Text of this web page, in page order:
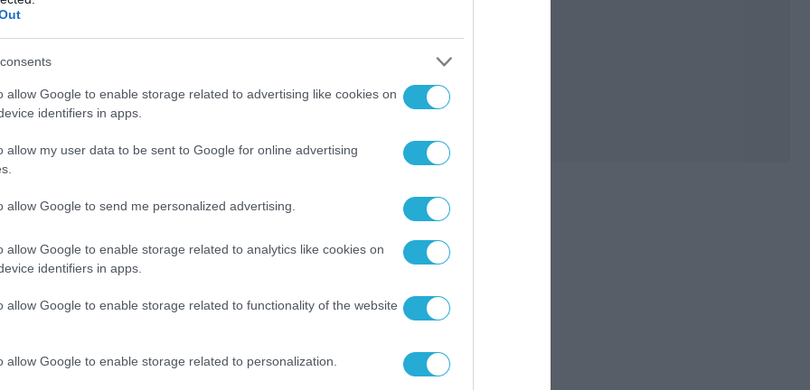
allow Google to enable storage related to advertising like cookies on
identifiers in apps.
allow my user data to be sent to Google for online advertising
allow Google to send me personalized advertising.
allow Google to enable storage related to analytics like cookies on
identifiers in apps.
allow Google to enable storage related to functionality of the website
allow Google to enable storage related to personalization.
ΑΡΘΡΟ